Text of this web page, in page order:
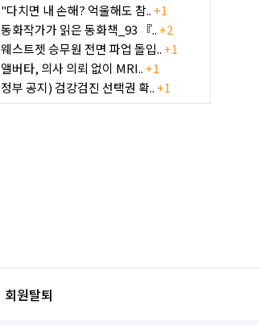
"다치면 내 손해? 억울해도 참..+1
동화작가가 읽은 동화책_93 『..+2
웨스트젯 승무원 전면 파업 돌입..+1
앨버타, 의사 의뢰 없이 MRI..+1
정부 공지) 검강검진 선택권 확..+1
회원탈퇴